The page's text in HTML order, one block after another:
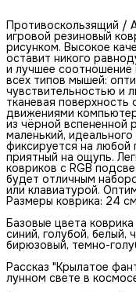
Противоскользящий /
игровой резиновый
рисунком. Высокое
оставит никого
и лучшее соотношение
всех типов мышей:
чувствительностью и
тканевая поверхность
движениями
из чёрной вспененной
маленький,
фиксируется на любой
приятный на ощупь.
ковриков с RGB
будет отличным
или клавиатурой.
Размеры коврика: 24
Базовые цвета
синий, голубой, белый,
бирюзовый, темно-
Рассказ "Крылатое
лунном свете в